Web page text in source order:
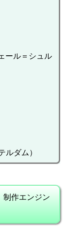
ール＝シュル
ルダム）
制作エンジン